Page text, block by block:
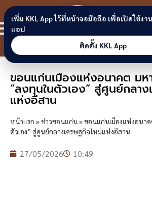
Skip to content
ขอนแ
ลิง
ขอนแก่นเมืองแห่งอนาคต มห
“ลงทุนในตัวเอง” สู่ศูนย์กลาง
แห่งอีสาน
หน้าแรก »ข่าวขอนแก่น»ขอนแก่นเมืองแห่งอนา
ตัวเอง” สู่ศูนย์กลางเศรษฐกิจใหม่แห่งอีสาน
27/05/2026 10:49
เพิ่ม KKL App ไว้ที่หน้าจอมือถือ เพื่อเปิดใช้งา
แอป
ติดตั้ง KKL App